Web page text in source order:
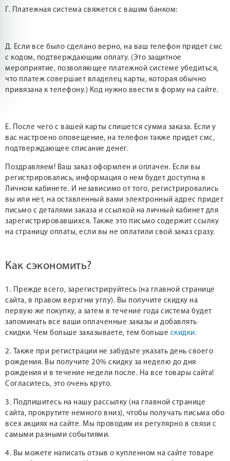
Г. Платежная система свяжется с вашим банком:
Д. Если все было сделано верно, на ваш телефон придет смс
с кодом, подтверждающим оплату. (Это защитное
мероприятие, позволяющее платежной системе убедиться,
что платеж совершает владелец карты, которая обычно
привязана к телефону.) Код нужно ввести в форму на сайте.
Е. После чего с вашей карты спишется сумма заказа. Если у
вас настроено оповещение, на телефон также придет смс,
подтверждающее списание денег.
Поздравляем! Ваш заказ оформлен и оплачен. Если вы
регистрировались, информация о нем будет доступна в
Личном кабинете. И независимо от того, регистрировались
вы или нет, на оставленный вами электронный адрес придет
письмо с деталями заказа и ссылкой на личный кабинет для
зарегистрировавшихся. Также это письмо содержит ссылку
на страницу оплаты, если вы не оплатили свой заказ сразу.
Как сэкономить?
1. Прежде всего, зарегистрируйтесь (на главной странице
сайта, в правом верхгнм углу). Вы получите скидку на
первую же покупку, а затем в течение года система будет
запоминать все ваши оплаченные заказы и добавлять
скидки. Чем больше заказываете, тем больше скидки.
2. Также при регистрации не забудьте указать день своего
рождения. Вы получите 20% скидку за неделю до дня
рождения и в течение недели после. На все товары сайта!
Согласитесь, это очень круто.
3. Подпишитесь на нашу рассылку (на главной странице
сайта, прокрутите немного вниз), чтобы получать письма обо
всех акциях на сайте. Мы проводим их регулярно в связи с
самыми разными событиями.
4. Вы можете написать отзыв о купленном на сайте товаре